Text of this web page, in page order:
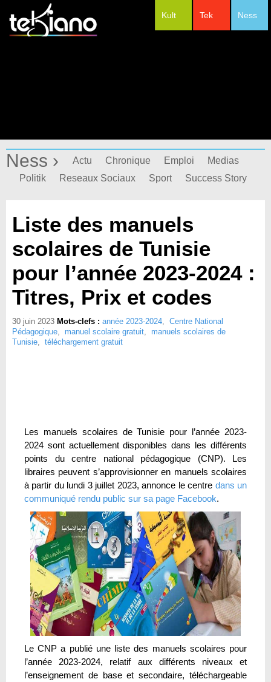
Ness
Tek
Kult
Ness › Actu Chronique Emploi
Medias
Politik
Reseaux Sociaux Sport Success Story
Liste des manuels
scolaires de Tunisie
pour l’année 2023-2024 :
Titres, Prix et codes
30 juin 2023 Mots-clefs : année 2023-2024, Centre National
Pédagogique, manuel scolaire gratuit, manuels scolaires de
Tunisie, téléchargement gratuit
Les manuels scolaires de Tunisie pour l’année 2023-
2024 sont actuellement disponibles dans les différents
points du centre national pédagogique (CNP). Les
libraires peuvent s’approvisionner en manuels scolaires
à partir du lundi 3 juillet 2023, annonce le centre dans un
communiqué rendu public sur sa page Facebook.
Le CNP a publié une liste des manuels scolaires pour
l’année 2023-2024, relatif aux différents niveaux et
l’enseignement de base et secondaire, téléchargeable